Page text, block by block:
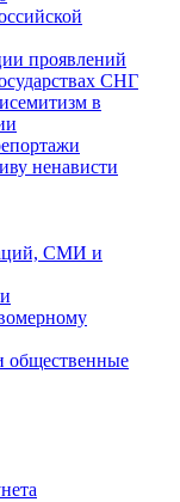
проявлений
СНГ
в
ненависти
СМИ и
общественные